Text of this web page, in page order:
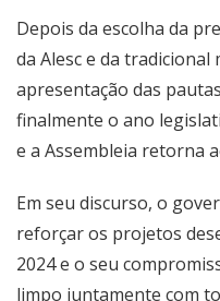
Depois da escolha da
da Alesc e da
apresentação das
finalmente o ano
e a Assembleia retorna
Em seu discurso, o
reforçar os projetos
2024 e o seu
limpo juntamente com